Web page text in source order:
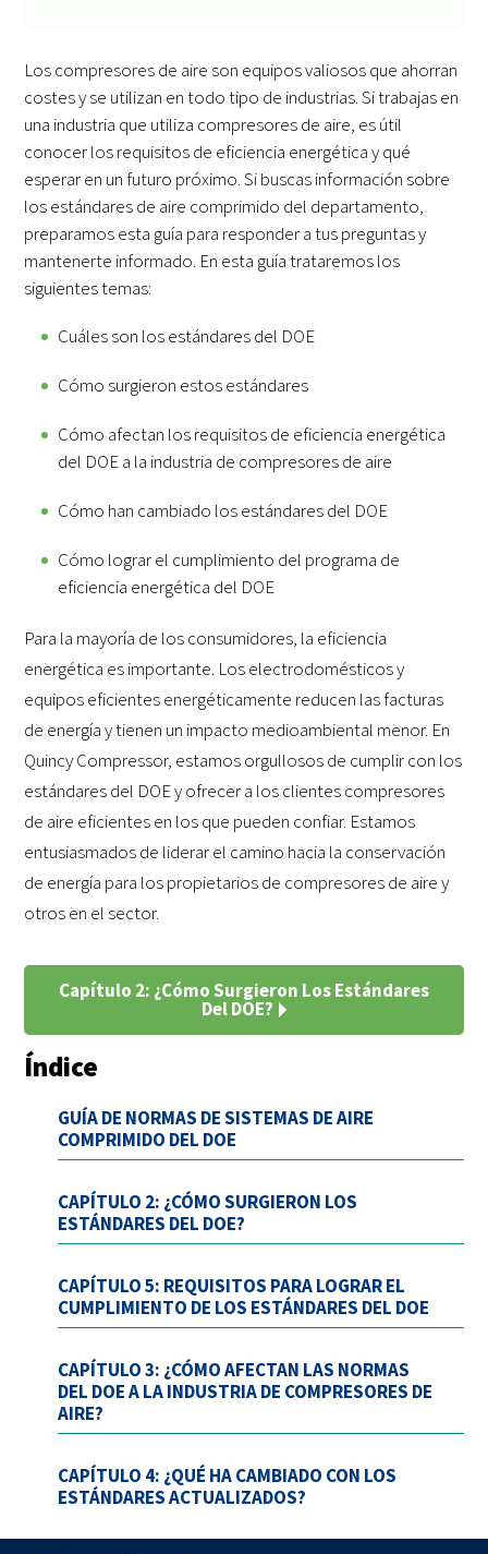
Los compresores de aire son equipos valiosos que ahorran
costes y se utilizan en todo tipo de industrias. Si trabajas en
una industria que utiliza compresores de aire, es útil
conocer los requisitos de eficiencia energética y qué
esperar en un futuro próximo. Si buscas información sobre
los estándares de aire comprimido del departamento,
preparamos esta guía para responder a tus preguntas y
mantenerte informado. En esta guía trataremos los
siguientes temas:
Cuáles son los estándares del DOE
Cómo surgieron estos estándares
Cómo afectan los requisitos de eficiencia energética
del DOE a la industria de compresores de aire
Cómo han cambiado los estándares del DOE
Cómo lograr el cumplimiento del programa de
eficiencia energética del DOE
Para la mayoría de los consumidores, la eficiencia
energética es importante. Los electrodomésticos y
equipos eficientes energéticamente reducen las facturas
de energía y tienen un impacto medioambiental menor. En
Quincy Compressor, estamos orgullosos de cumplir con los
estándares del DOE y ofrecer a los clientes compresores
de aire eficientes en los que pueden confiar. Estamos
entusiasmados de liderar el camino hacia la conservación
de energía para los propietarios de compresores de aire y
otros en el sector.
Capítulo 2: ¿Cómo Surgieron Los Estándares
Del DOE?
Índice
GUÍA DE NORMAS DE SISTEMAS DE AIRE
COMPRIMIDO DEL DOE
CAPÍTULO 2: ¿CÓMO SURGIERON LOS
ESTÁNDARES DEL DOE?
CAPÍTULO 5: REQUISITOS PARA LOGRAR EL
CUMPLIMIENTO DE LOS ESTÁNDARES DEL DOE
CAPÍTULO 3: ¿CÓMO AFECTAN LAS NORMAS
DEL DOE A LA INDUSTRIA DE COMPRESORES DE
AIRE?
CAPÍTULO 4: ¿QUÉ HA CAMBIADO CON LOS
ESTÁNDARES ACTUALIZADOS?